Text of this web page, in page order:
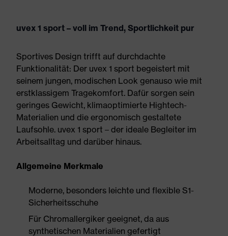
uvex 1 sport – voll im Trend, Sportlichkeit pur
Sportives Design trifft auf durchdachte
Funktionalität: Der uvex 1 sport begeistert mit
seinem jungen, modischen Look genauso wie mit
erstklassigem Tragekomfort. Dafür sorgen sein
geringes Gewicht, klimaoptimierte Hightech-
Materialien und die ergonomisch gestaltete
Laufsohle. uvex 1 sport – der ideale Begleiter im
Arbeitsalltag und darüber hinaus.
Allgemeine Merkmale
Moderne, besonders leichte und flexible S1-
Sicherheitsschuhe
Für Chromallergiker geeignet, da aus
synthetischen Materialien gefertigt